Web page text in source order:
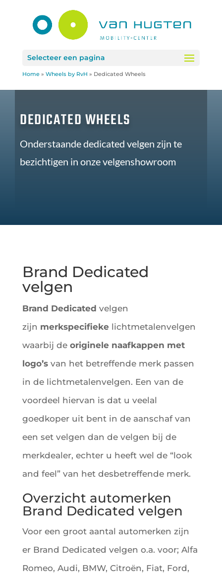
Selecteer een pagina
Home» Wheels by RvH » Dedicated Wheels
DEDICATED WHEELS
Onderstaande dedicated velgen zijn te
bezichtigen in onze velgenshowroom
Brand Dedicated
velgen
Brand Dedicated velgen
zijn merkspecifieke lichtmetalenvelgen
waarbij de originele naafkappen met
logo’s van het betreffende merk passen
in de lichtmetalenvelgen. Een van de
voordeel hiervan is dat u veelal
goedkoper uit bent in de aanschaf van
een set velgen dan de velgen bij de
merkdealer, echter u heeft wel de “look
and feel” van het desbetreffende merk.
Overzicht automerken
Brand Dedicated velgen
Voor een groot aantal automerken zijn
er Brand Dedicated velgen o.a. voor; Alfa
Romeo, Audi, BMW, Citroën, Fiat, Ford,